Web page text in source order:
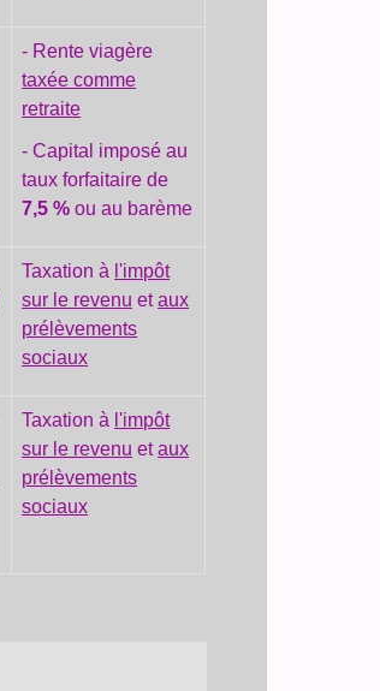
- Rente viagère
taxée comme
retraite
- Capital imposé au
taux forfaitaire de
7,5 % ou au barème
Taxation à l'impôt
sur le revenu etaux
prélèvements
sociaux
Taxation à l'impôt
sur le revenu etaux
prélèvements
sociaux